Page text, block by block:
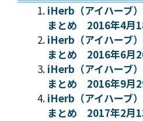
iHerb（アイハーブ
まとめ 2016年4月
iHerb（アイハーブ
まとめ 2016年6月
iHerb（アイハーブ
まとめ 2016年9月
iHerb（アイハーブ
まとめ 2017年2月